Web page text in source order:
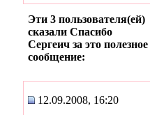
Эти 3 пользователя(ей)
сказали Спасибо
Сергеич за это полезное
сообщение:
12.09.2008, 16:20